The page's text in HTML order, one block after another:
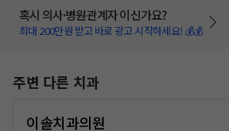
혹시 의사·병원관계자 이신가요?
최대 200만원 받고 바로 광고 시작하세요! 💰💰
주변 다른 치과
이솔치과의원